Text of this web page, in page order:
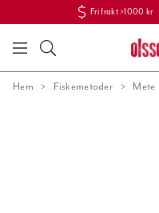
Fri frakt >1000 kr
Hem Fiskemetoder Mete